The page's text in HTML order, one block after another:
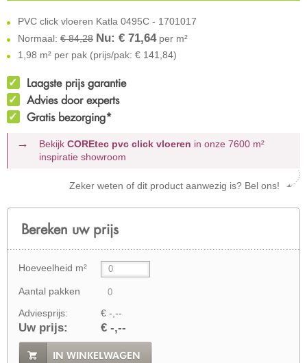
PVC click vloeren Katla 0495C - 1701017
Normaal: € 84,28 Nu: € 71,64per m²
1,98 m² per pak (prijs/pak: € 141,84)
Laagste prijs garantie
Advies door experts
Gratis bezorging*
Bekijk COREtec pvc click vloeren in onze 7600 m²
inspiratie showroom
Zeker weten of dit product aanwezig is? Bel ons!
Bereken uw prijs
Hoeveelheid m²
Aantal pakken
Adviesprijs: € -,--
Uw prijs: € -,--
IN WINKELWAGEN